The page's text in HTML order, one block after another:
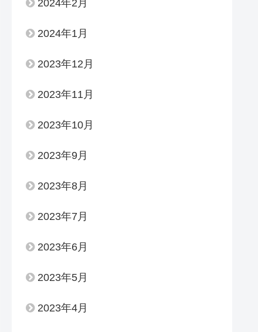
2024年2月
2024年1月
2023年12月
2023年11月
2023年10月
2023年9月
2023年8月
2023年7月
2023年6月
2023年5月
2023年4月